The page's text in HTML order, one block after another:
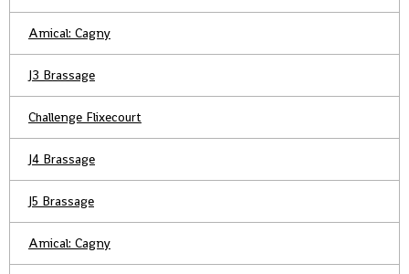
Amical: Cagny
J3 Brassage
Challenge Flixecourt
J4 Brassage
J5 Brassage
Amical: Cagny